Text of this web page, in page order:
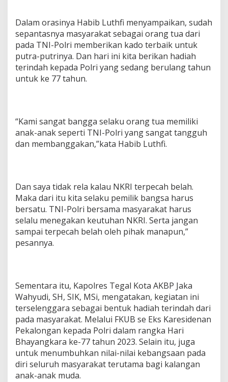
Dalam orasinya Habib Luthfi menyampaikan, sudah
sepantasnya masyarakat sebagai orang tua dari
pada TNI-Polri memberikan kado terbaik untuk
putra-putrinya. Dan hari ini kita berikan hadiah
terindah kepada Polri yang sedang berulang tahun
untuk ke 77 tahun.
“Kami sangat bangga selaku orang tua memiliki
anak-anak seperti TNI-Polri yang sangat tangguh
dan membanggakan,”kata Habib Luthfi.
Dan saya tidak rela kalau NKRI terpecah belah.
Maka dari itu kita selaku pemilik bangsa harus
bersatu. TNI-Polri bersama masyarakat harus
selalu menegakan keutuhan NKRI. Serta jangan
sampai terpecah belah oleh pihak manapun,”
pesannya.
Sementara itu, Kapolres Tegal Kota AKBP Jaka
Wahyudi, SH, SIK, MSi, mengatakan, kegiatan ini
terselenggara sebagai bentuk hadiah terindah dari
pada masyarakat. Melalui FKUB se Eks Karesidenan
Pekalongan kepada Polri dalam rangka Hari
Bhayangkara ke-77 tahun 2023. Selain itu, juga
untuk menumbuhkan nilai-nilai kebangsaan pada
diri seluruh masyarakat terutama bagi kalangan
anak-anak muda.